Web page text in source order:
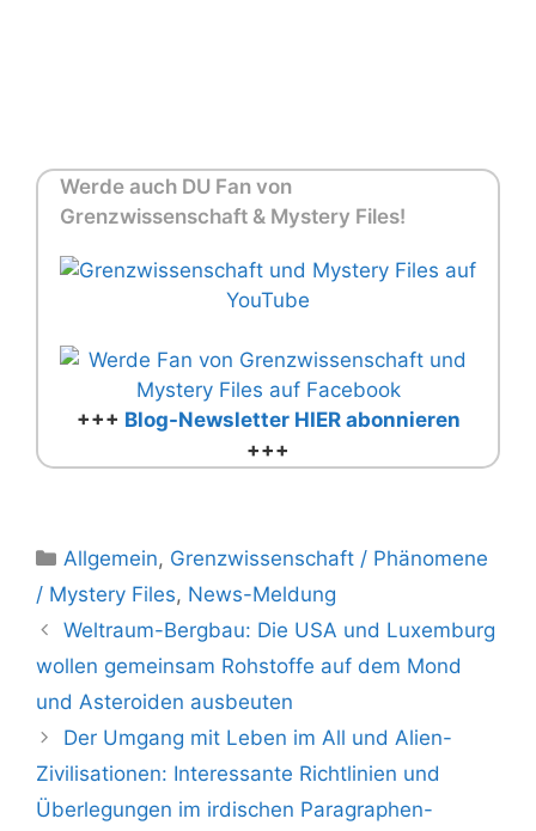
Werde auch DU Fan von
Grenzwissenschaft & Mystery Files!
+++ Blog-Newsletter HIER abonnieren
+++
Kategorien
Allgemein, Grenzwissenschaft / Phänomene
/ Mystery Files, News-Meldung
Weltraum-Bergbau: Die USA und Luxemburg
wollen gemeinsam Rohstoffe auf dem Mond
und Asteroiden ausbeuten
Der Umgang mit Leben im All und Alien-
Zivilisationen: Interessante Richtlinien und
Überlegungen im irdischen Paragraphen-